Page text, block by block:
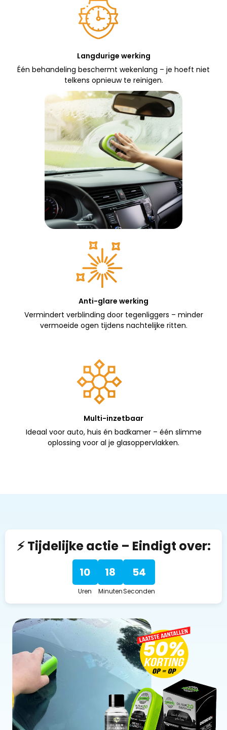
Langdurige werking
Één behandeling beschermt wekenlang – je hoeft niet
telkens opnieuw te reinigen.
Anti-glare werking
Vermindert verblinding door tegenliggers – minder
vermoeide ogen tijdens nachtelijke ritten.
Multi-inzetbaar
Ideaal voor auto, huis én badkamer – één slimme
oplossing voor al je glasoppervlakken.
⚡ Tijdelijke actie – Eindigt over:
10
Uren
18
Minuten
53
Seconden